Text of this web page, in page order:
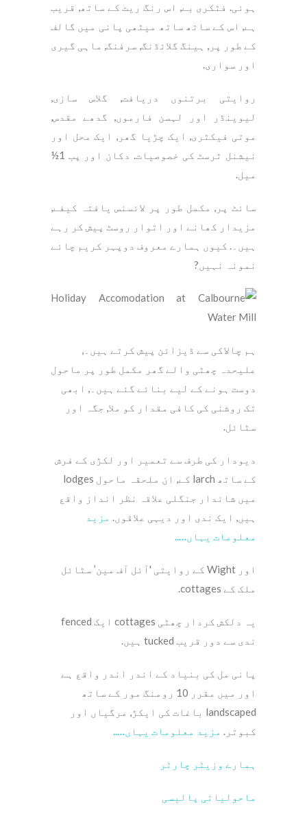
ہوئی. فٹکری بے, اس رنگ ریت کے ساتھ, قریب
ہے, اس کے ساتھ ساتھ میٹھی پانی میں گالف
کے طور پر, ہینگ گلائڈنگ, سرفنگ, ماہی گیری
اور سواری.
روایتی برتنوں دریافت, گلاس سازی,
لیوینڈر اور لہسن فارموں, گدھے مقدس,
موتی فیکٹری, ایک چڑیا گھر, ایک محل اور
نیشنل ٹرسٹ کی خصوصیات. دکان اور پب 1½
میل.
سائٹ پر, مکمل طور پر لائسنس یافتہ کیفے,
مزیدار کھانے اور اتوار روسٹ پیش کر رہے
ہیں۔. کیوں ہمارے معروف دوپہر کریم چائے
نمونہ نہیں?
ہم چالاکی سے ڈیزائن پیش کرتے ہیں۔,
علیحدہ چھٹی والے گھر مکمل طور پر ماحول
دوست ہونے کے لیے بنائے گئے ہیں۔, ابھی
تک روشنی کی کافی مقدار کو ملا, جگہ اور
سٹائل.
دیودار کی طرف سے تعمیر اور لکڑی کے فرش
کے ساتھ larch کے, ان ملحقہ ماحول lodges
میں شاندار جنگلی علاقہ نظر انداز واقع
ہیں, ایک ندی اور دیہی علاقوں. مزید
معلومات یہاں…..
اور Wight کے روایتی 'آئل آف مین’ سٹائل
ملک کے cottages.
یہ دلکش کردار چھٹی cottages ایک fenced
ندی سے دور قریب tucked ہیں.
پانی مل کی بنیاد کے اندر اندر واقع ہے
اور میں مقرر 10 رومنگ مور کے ساتھ
landscaped باغات کی ایکڑ, مرگیاں اور
کبوتر. مزید معلومات یہاں…..
ہمارے وزیٹر چارٹر
ماحولیاتی پالیسی